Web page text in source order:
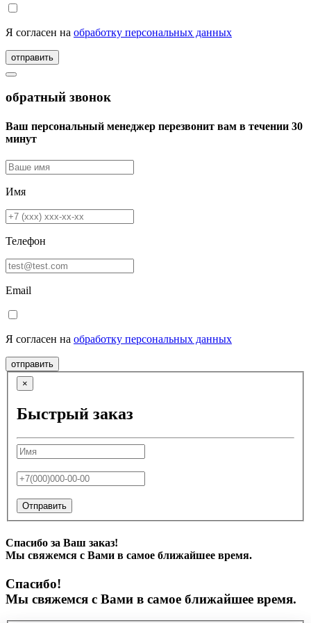
Я согласен на обработку персональных данных
отправить
обратный звонок
Ваш персональный менеджер перезвонит вам в течении 30
минут
Имя
Телефон
Email
Я согласен на обработку персональных данных
отправить
×
Быстрый заказ
Отправить
Спасибо за Ваш заказ!
Мы свяжемся с Вами в самое ближайшее время.
Спасибо!
Мы свяжемся с Вами в самое ближайшее время.